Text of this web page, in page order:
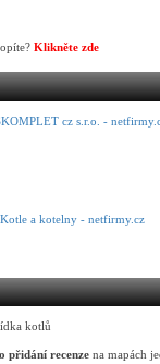
Klikněte zde
přidání recenze na mapách